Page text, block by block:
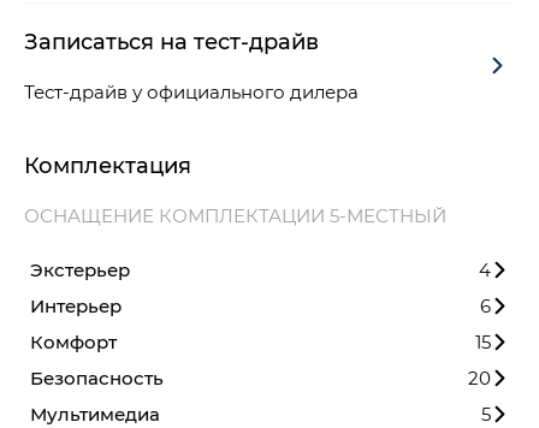
Записаться на тест-драйв
Тест-драйв у официального дилера
Комплектация
ОСНАЩЕНИЕ КОМПЛЕКТАЦИИ 5-МЕСТНЫЙ
Экстерьер
4
Интерьер
6
Комфорт
15
Безопасность
20
Мультимедиа
5